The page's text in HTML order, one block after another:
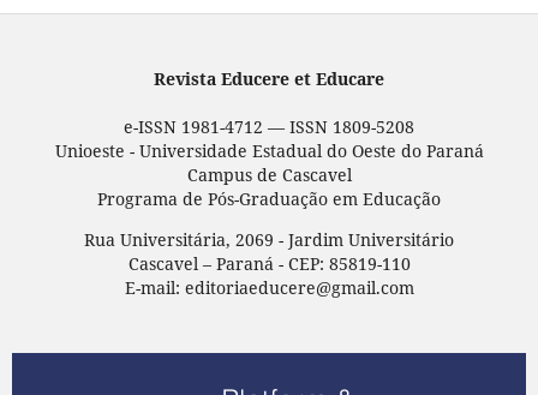
Revista Educere et Educare
e-ISSN 1981-4712 — ISSN 1809-5208
Unioeste - Universidade Estadual do Oeste do Paraná
Campus de Cascavel
Programa de Pós-Graduação em Educação
Rua Universitária, 2069 - Jardim Universitário
Cascavel – Paraná - CEP: 85819-110
E-mail: editoriaeducere@gmail.com